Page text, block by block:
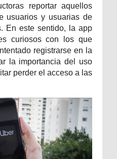
reportar aquellos
usuarios y usuarias de
En este sentido, la app
curiosos con los que
registrarse en la
la importancia del uso
perder el acceso a las